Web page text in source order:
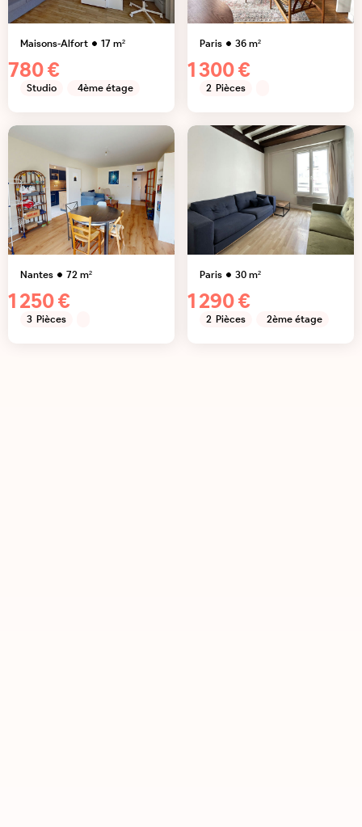
Maisons-Alfort 17m²
780 €
Studio 4ème étage
Paris 36m²
1 300 €
2 Pièces
Nantes 72m²
1 250 €
3 Pièces
Paris 30m²
1 290 €
2 Pièces 2ème étage